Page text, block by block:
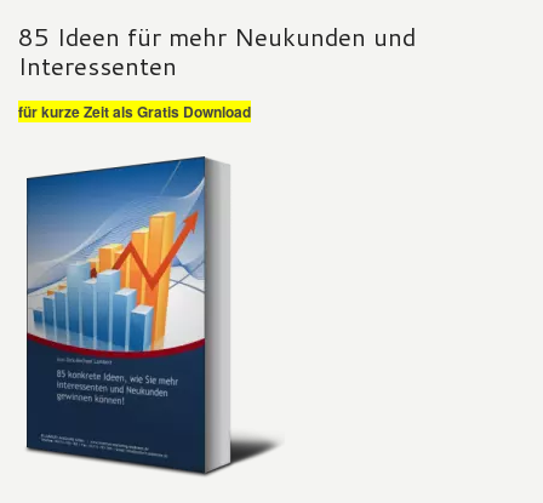
85 Ideen für mehr Neukunden und
Interessenten
für kurze Zeit als Gratis Download